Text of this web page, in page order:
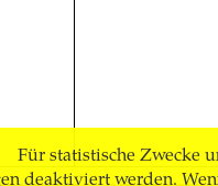
Für statistische Zwecke
deaktiviert werden.